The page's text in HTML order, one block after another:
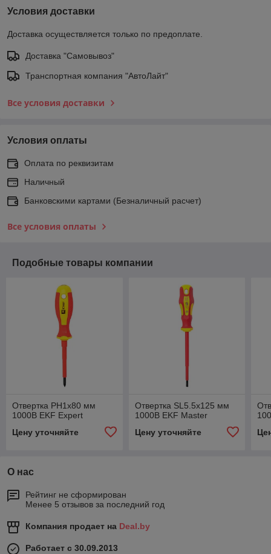
Условия доставки
Доставка осуществляется только по предоплате.
Доставка "Самовывоз"
Транспортная компания "АвтоЛайт"
Все условия доставки
Условия оплаты
Оплата по реквизитам
Наличный
Банковскими картами (Безналичный расчет)
Все условия оплаты
Подобные товары компании
Отвертка PH1x80 мм
1000В EKF Expert
Цену уточняйте
Отвертка SL5.5x125 мм
1000В EKF Master
Цену уточняйте
О нас
Рейтинг не сформирован
Менее 5 отзывов за последний год
Компания продает на Deal.by
Работает с 30.09.2013